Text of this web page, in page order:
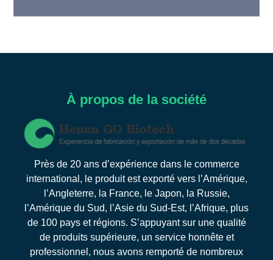
À propos de la société
Près de 20 ans d’expérience dans le commerce
international, le produit est exporté vers l’Amérique,
l’Angleterre, la France, le Japon, la Russie,
l’Amérique du Sud, l’Asie du Sud-Est, l’Afrique, plus
de 100 pays et régions. S’appuyant sur une qualité
de produits supérieure, un service honnête et
professionnel, nous avons remporté de nombreux